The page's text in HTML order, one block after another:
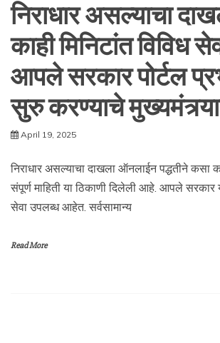
निराधार असल्याचा
काही मिनिटांत विविध
आपले सरकार पोर्टल
सुरु करण्याचे
April 19, 2025
निराधार असल्याचा दाखला ऑनलाईन पद्धतीने कसा
संपूर्ण माहिती या ठिकाणी दिलेली आहे. आपले सरकार
सेवा उपलब्ध आहेत. सर्वसामान्य
Read More